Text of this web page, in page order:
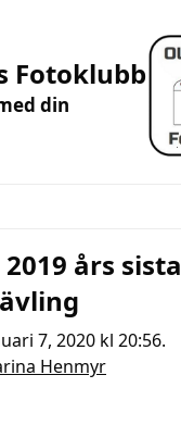
Fotoklubb
din
års sista
7, 2020 kl 20:56.
Henmyr